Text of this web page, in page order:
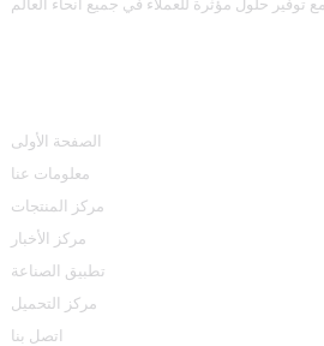
الصفحة الأولى
معلومات عنا
مركز المنتجات
مركز الأخبار
تطبيق الصناعة
مركز التحميل
اتصل بنا